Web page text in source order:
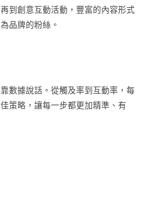
到創意互動活動，豐富的內容形式
品牌的粉絲。
數據說話。從觸及率到互動率，每
策略，讓每一步都更加精準、有